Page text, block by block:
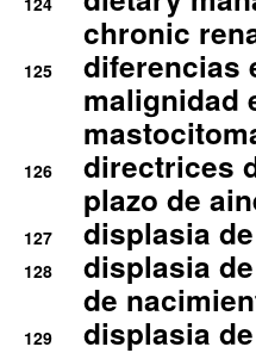
chronic
125
diferencias
malignidad
126
directrices
plazo de
127 displasia
128
displasia
de
129 displasia